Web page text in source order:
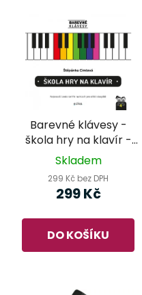
Barevné klávesy -
škola hry na klavír -
Štěpánka Cimlová
Skladem
299 Kč bez DPH
299 Kč
DO KOŠÍKU